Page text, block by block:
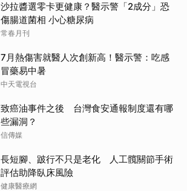
沙拉醬選零卡更健康？醫示警「2成分」恐
傷腸道菌相 小心糖尿病
常春月刊
7月熱傷害就醫人次創新高！醫示警：吃感
冒藥易中暑
中天電視台
致癌油事件之後 台灣食安通報制度還有哪
些漏洞？
信傳媒
長短腳、跛行不只是老化 人工髖關節手術
評估助降臥床風險
健康醫療網